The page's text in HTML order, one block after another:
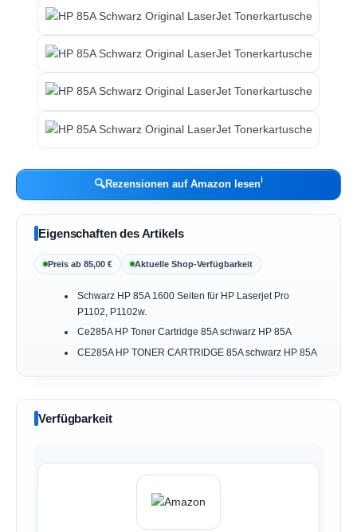
🔍Rezensionen auf Amazon lesenℹ︎
Eigenschaften des Artikels
Preis ab 85,00 € Aktuelle Shop-Verfügbarkeit
Schwarz HP 85A 1600 Seiten für HP Laserjet Pro
P1102, P1102w.
Ce285A HP Toner Cartridge 85A schwarz HP 85A
CE285A HP TONER CARTRIDGE 85A schwarz HP 85A
Verfügbarkeit